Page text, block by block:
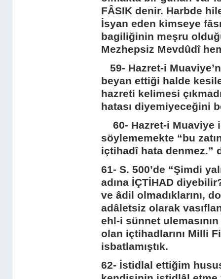
FÂSIK denir. Harbde
İsyan eden kimseye
bagiliğinin meşru
Mezhepsiz Mevdûdî
59- Hazret-i
beyan ettiği halde
hazreti kelimesi
hatası diyemiyeceğini
60- Hazret-i Muaviye
söylememekte “bu
içtihadî hata denmez.”
61- S. 500’de “Şimdi
adına İÇTİHAD
ve âdil olmadıklarını,
adâletsiz olarak
ehl-i sünnet
olan içtihadlarını Milli
isbatlamıştık.
62- İstidlal ettiğim